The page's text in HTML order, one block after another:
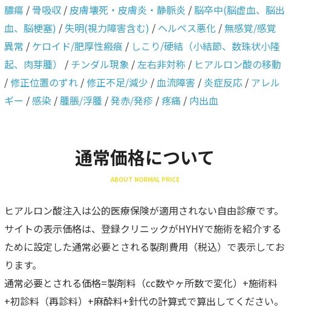
膿瘍 / 骨吸収 / 皮膚壊死・皮膚炎・静脈炎 /脳卒中(脳虚血、脳出
血、脳梗塞) /失明(視力障害含む) / ヘルペス悪化 /無感覚/感覚
異常 / ケロイド/肥厚性瘢痕 / しこり/硬結（小結節、数珠状小隆
起、肉芽腫）
/ チンダル現象 /左右非対称 / ヒアルロン酸の移動
/修正位置のずれ /修正不足/減少 /血流障害 / 炎症反応 / アレル
ギー /感染 /腫脹/浮腫 /発赤/発疹 /疼痛 / 内出血
通常価格について
ABOUT NORMAL PRICE
ヒアルロン酸注入は公的医療保険が適用されない自由診療です。
サイトの表示価格は、登録クリニックがHYHYで施術を紹介する
ために設定した通常必要とされる製剤費用（税込）で表示してお
ります。
通常必要とされる価格=製剤料（cc数やヶ所数で変化）+施術料
+初診料（再診料）+麻酔料+針代の計算式で算出してください。